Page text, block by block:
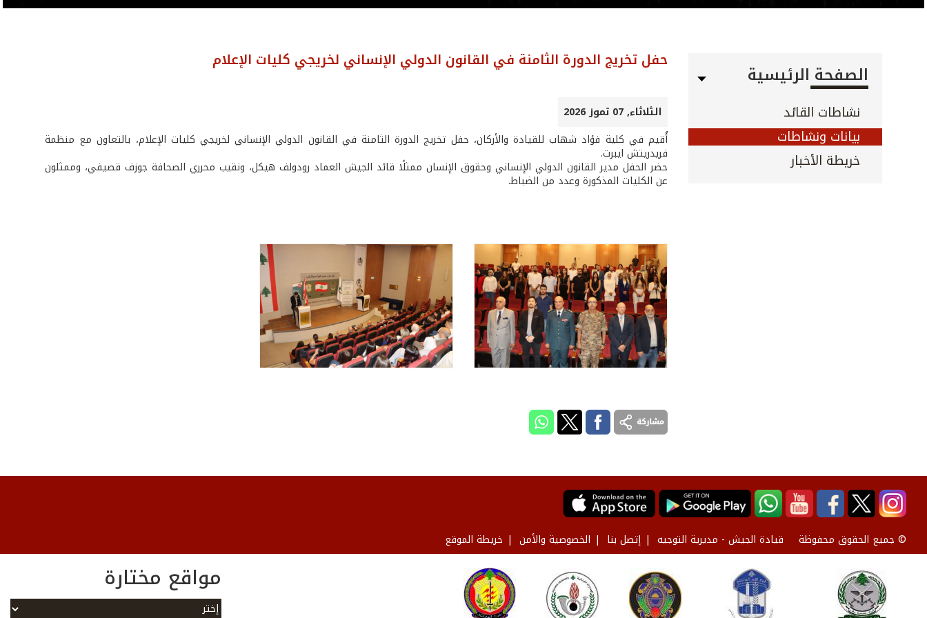
الصفحة الرئيسية
نشاطات القائد
بيانات ونشاطات
خريطة الأخبار
حفل تخريج الدورة الثامنة في القانون الدولي الإنساني لخريجي كليات الإعلام
الثلاثاء, 07 تموز 2026
أُقيم في كلية فؤاد شهاب للقيادة والأركان، حفل تخريج الدورة الثامنة في القانون الدولي الإنساني لخريجي كليات الإعلام، بالتعاون مع منظمة
فريدريتش ايبرت.
حضر الحفل مدير القانون الدولي الإنساني وحقوق الإنسان ممثلًا قائد الجيش العماد رودولف هيكل، ونقيب محرري الصحافة جوزف قصيفي، وممثلون
عن الكليات المذكورة وعدد من الضباط.
© جميع الحقوق محفوظة قيادة الجيش - مديرية التوجيه إتصل بنا الخصوصية والأمن خريطة الموقع
مواقع مختارة